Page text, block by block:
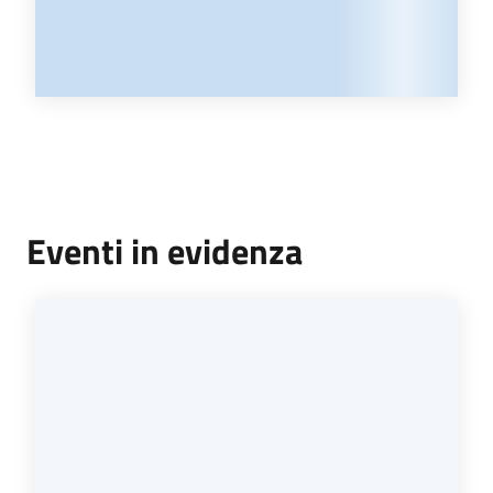
Eventi in evidenza